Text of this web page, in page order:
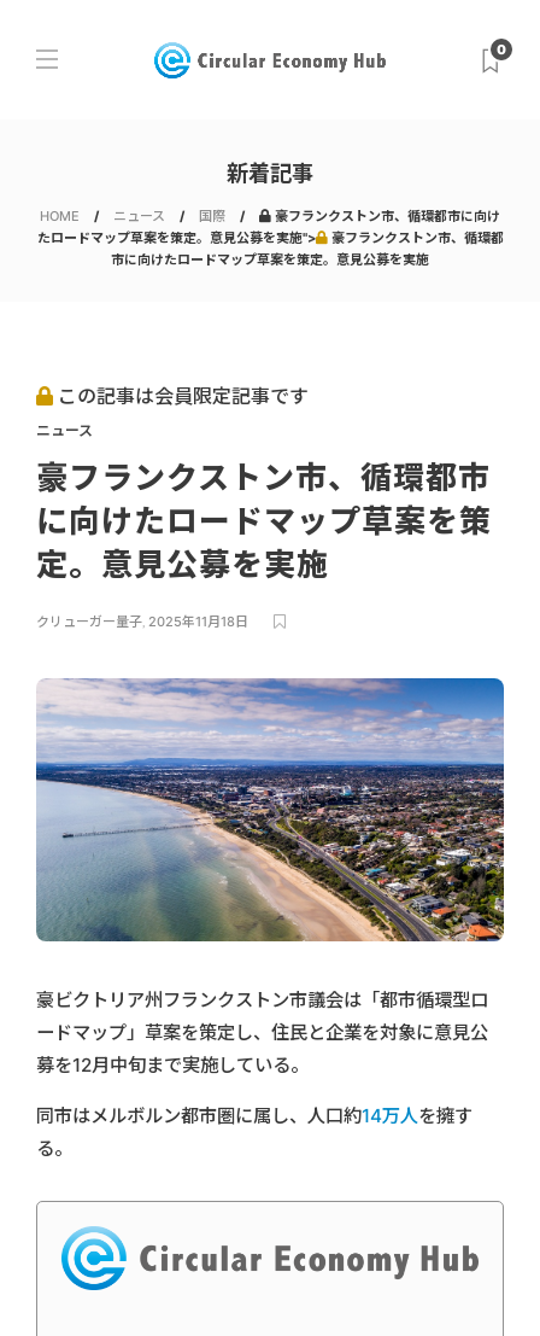
0
新着記事
HOME ニュース 国際
豪フランクストン市、循環都市に向け
たロードマップ草案を策定。意見公募を実施">
豪フランクストン市、循環都
市に向けたロードマップ草案を策定。意見公募を実施
この記事は会員限定記事です
ニュース
豪フランクストン市、循環都市
に向けたロードマップ草案を策
定。意見公募を実施
クリューガー量子, 2025年11月18日
豪ビクトリア州フランクストン市議会は「都市循環型ロ
ードマップ」草案を策定し、住民と企業を対象に意見公
募を12月中旬まで実施している。
同市はメルボルン都市圏に属し、人口約14万人を擁す
る。